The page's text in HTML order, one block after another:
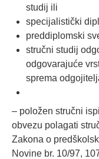
studij ili
specijalistički
preddiplomski
stručni studij
odgovarajuće
sprema
– položen stručni
obvezu polagati
Zakona o
Novine br. 10/97,